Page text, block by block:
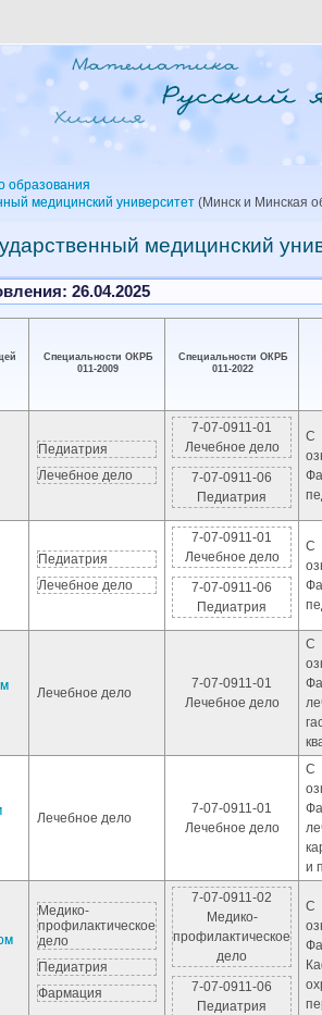
образования
медицинский университет (Минск и Минская
медицинский
26.04.2025
Специальности ОКРБ
011-2009
Специальности ОКРБ
011-2022
Педиатрия
Лечебное дело
7-07-0911-01
Лечебное дело
7-07-0911-06
Педиатрия
С
Педиатрия
Лечебное дело
7-07-0911-01
Лечебное дело
7-07-0911-06
Педиатрия
С
Лечебное дело
7-07-0911-01
Лечебное дело
С
Лечебное дело
7-07-0911-01
Лечебное дело
С
и
Медико-
профилактическое
дело
Педиатрия
Фармация
7-07-0911-02
Медико-
профилактическое
дело
7-07-0911-06
Педиатрия
С